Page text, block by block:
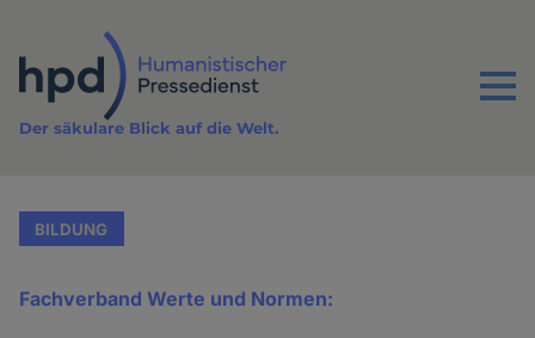
Inhalt
Menu
Der säkulare Blick auf die Welt.
BILDUNG
Fachverband Werte und Normen: